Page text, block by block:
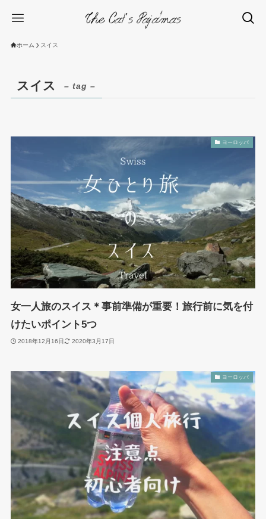
ホーム スイス
スイス – tag –
ヨーロッパ
女一人旅のスイス＊事前準備が重要！旅行前に気を付
けたいポイント5つ
2018年12月16日 2020年3月17日
ヨーロッパ